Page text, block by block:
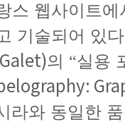
스 웹사이트에
기술되어 있다
의 “실용
라와 동일한